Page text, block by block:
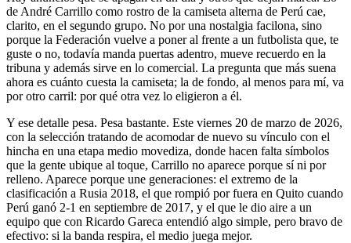
de André Carrillo como rostro de la camiseta alterna de Perú cae,
clarito, en el segundo grupo. No por una nostalgia facilona, sino
porque la Federación vuelve a poner al frente a un futbolista que, te
guste o no, todavía manda puertas adentro, mueve recuerdo en la
tribuna y además sirve en lo comercial. La pregunta que más suena
ahora es cuánto cuesta la camiseta; la de fondo, al menos para mí, va
por otro carril: por qué otra vez lo eligieron a él.
Y ese detalle pesa. Pesa bastante. Este viernes 20 de marzo de 2026,
con la selección tratando de acomodar de nuevo su vínculo con el
hincha en una etapa medio movediza, donde hacen falta símbolos
que la gente ubique al toque, Carrillo no aparece porque sí ni por
relleno. Aparece porque une generaciones: el extremo de la
clasificación a Rusia 2018, el que rompió por fuera en Quito cuando
Perú ganó 2-1 en septiembre de 2017, y el que le dio aire a un
equipo que con Ricardo Gareca entendió algo simple, pero bravo de
efectivo: si la banda respira, el medio juega mejor.